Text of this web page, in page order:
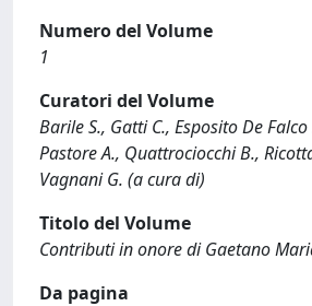
Numero del Volume
1
Curatori del Volume
Barile S., Gatti C., Esposito De
Pastore A., Quattrociocchi B.,
Vagnani G. (a cura di)
Titolo del Volume
Contributi in onore di Gaetano
Da pagina